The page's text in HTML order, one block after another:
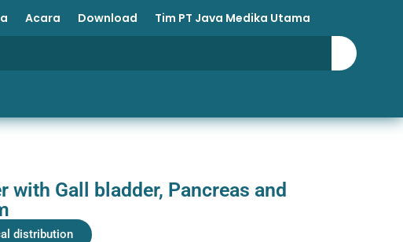
Acara Download Tim PT Java Medika Utama
with Gall bladder, Pancreas and
distribution